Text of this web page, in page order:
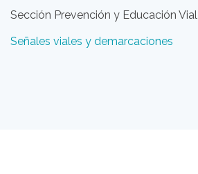
Sección Prevención y Educación Vial
Señales viales y demarcaciones